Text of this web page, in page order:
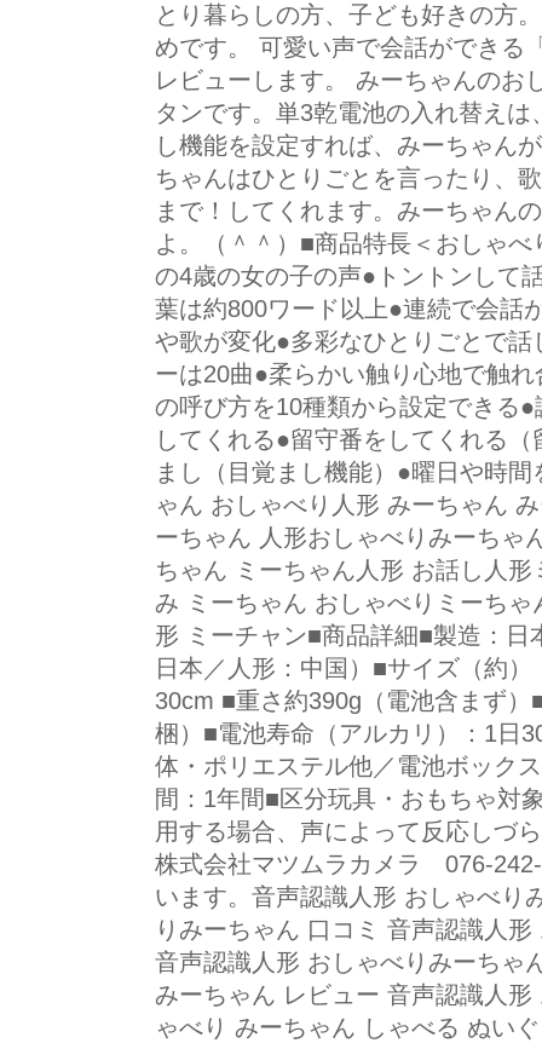
とり暮らしの方、子ども好きの方
めです。 可愛い声で会話ができる
レビューします。 みーちゃんのお
タンです。単3乾電池の入れ替え
し機能を設定すれば、みーちゃん
ちゃんはひとりごとを言ったり、
まで！してくれます。みーちゃん
よ。（＾＾）■商品特長＜おしゃ
の4歳の女の子の声●トントンして
葉は約800ワード以上●連続で会話
や歌が変化●多彩なひとりごとで
ーは20曲●柔らかい触り心地で触
の呼び方を10種類から設定できる
してくれる●留守番をしてくれる
まし（目覚まし機能）●曜日や時
ゃん おしゃべり人形 みーちゃん
ーちゃん 人形おしゃべりみーちゃ
ちゃん ミーちゃん人形 お話し人
み ミーちゃん おしゃべりミーち
形 ミーチャン■商品詳細■製造：
日本／人形：中国）■サイズ（約
30cm ■重さ約390g（電池含まず
梱）■電池寿命（アルカリ）：1日
体・ポリエステル他／電池ボック
間：1年間■区分玩具・おもちゃ対
用する場合、声によって反応しづ
株式会社マツムラカメラ 076-
います。音声認識人形 おしゃべり
りみーちゃん 口コミ 音声認識人
音声認識人形 おしゃべりみーちゃ
みーちゃん レビュー 音声認識人
ゃべり みーちゃん しゃべる ぬい